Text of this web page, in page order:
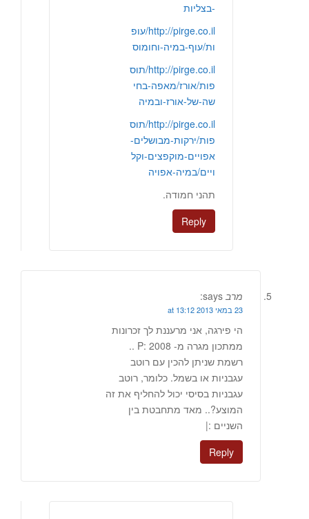
-בצליות
http://pirge.co.il/עופ
ות/עוף-במיה-וחומוס
http://pirge.co.il/תוס
פות/אורז/מאפה-בחי
שה-של-אורז-ובמיה
http://pirge.co.il/תוס
פות/ירקות-מבושלים-
אפויים-מוקפצים-וקל
ויים/במיה-אפויה
תהני חמודה.
Reply
מרב says:
23 במאי 2013 at 13:12
הי פירגה, אני מרעננת לך זכרונות
ממתכון מגרה מ- 2008 :P ..
רשמת שניתן להכין עם רוטב
עגבניות או בשמל. כלומר, רוטב
עגבניות בסיסי יכול להחליף את זה
המוצע?.. מאד מתחבטת בין
השניים :|
Reply